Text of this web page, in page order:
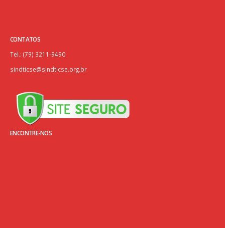
CONTATOS
Tel.: (79) 3211-9490
sindticse@sindticse.org.br
ENCONTRE-NOS